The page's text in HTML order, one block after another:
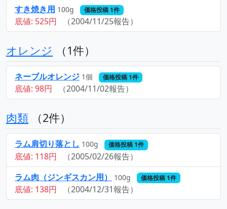
すき焼き用 100g 価格投稿 1件
底値: 525円 （2004/11/25報告）
オレンジ （1件）
ネーブルオレンジ 1個 価格投稿 1件
底値: 98円 （2004/11/02報告）
肉類 （2件）
ラム肩切り落とし 100g 価格投稿 1件
底値: 118円
（2005/02/26報告）
ラム肉（ジンギスカン用）
100g 価格投稿 1件
底値: 138円 （2004/12/31報告）